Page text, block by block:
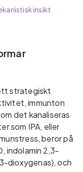
insikt
strategiskt
immunton
det kanaliseras
som IPA, eller
beror på
indolamin 2,3-
dioxygenas), och